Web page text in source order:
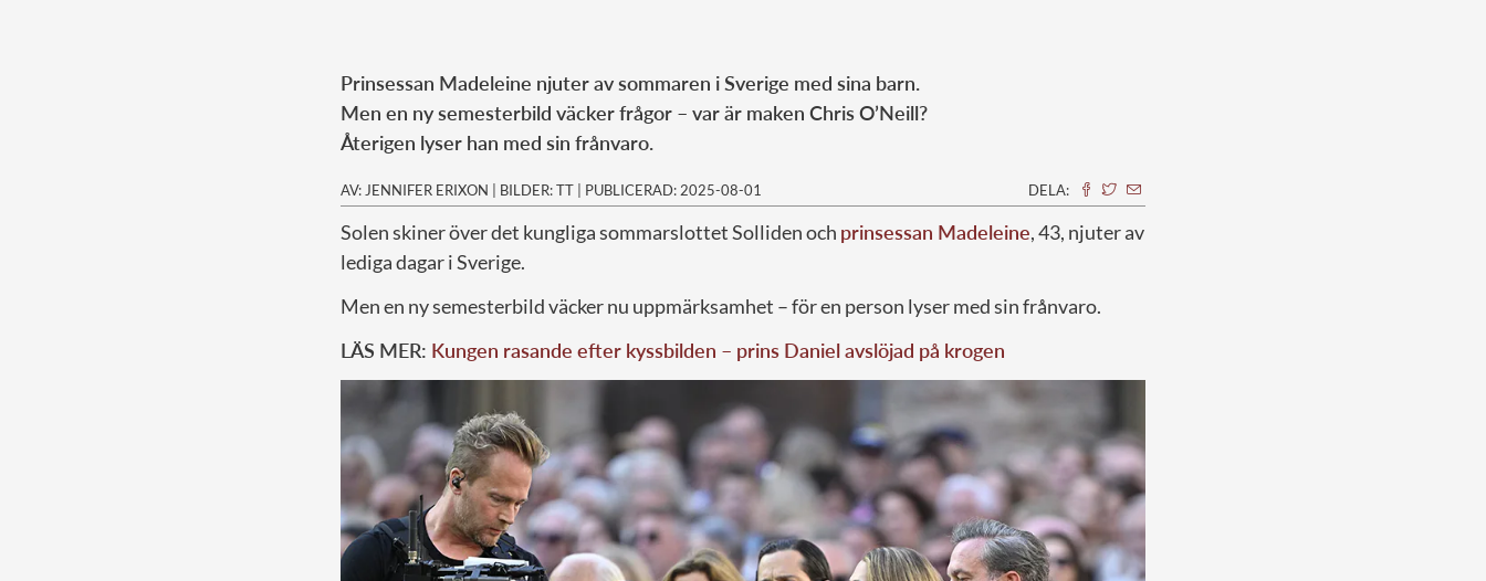
Prinsessan Madeleine njuter av sommaren i Sverige med sina barn.
Men en ny semesterbild väcker frågor – var är maken Chris O’Neill?
Återigen lyser han med sin frånvaro.
AV: JENNIFER ERIXON | BILDER: TT | PUBLICERAD: 2025-08-01 DELA:
Solen skiner över det kungliga sommarslottet Solliden och prinsessan Madeleine, 43, njuter av
lediga dagar i Sverige.
Men en ny semesterbild väcker nu uppmärksamhet – för en person lyser med sin frånvaro.
LÄS MER: Kungen rasande efter kyssbilden – prins Daniel avslöjad på krogen